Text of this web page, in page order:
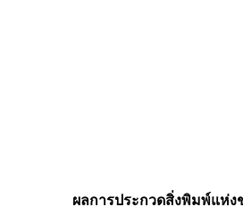
ผลการประกวดสิ่งพิมพ์แห่ง